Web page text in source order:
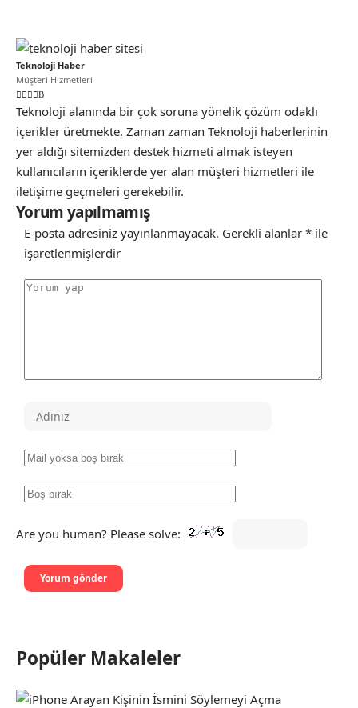
Teknoloji Haber
Müşteri Hizmetleri
Teknoloji alanında bir çok soruna yönelik çözüm odaklı
içerikler üretmekte. Zaman zaman Teknoloji haberlerinin
yer aldığı sitemizden destek hizmeti almak isteyen
kullanıcıların içeriklerde yer alan müşteri hizmetleri ile
iletişime geçmeleri gerekebilir.
Yorum yapılmamış
E-posta adresiniz yayınlanmayacak. Gerekli alanlar * ile
işaretlenmişlerdir
Are you human? Please solve:
Popüler Makaleler